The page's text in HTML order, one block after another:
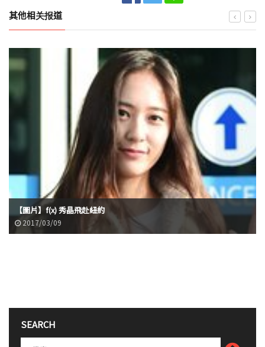
其他相关报道
【圖片】f(x) 秀晶飛赴紐約
2017/03/09
SEARCH